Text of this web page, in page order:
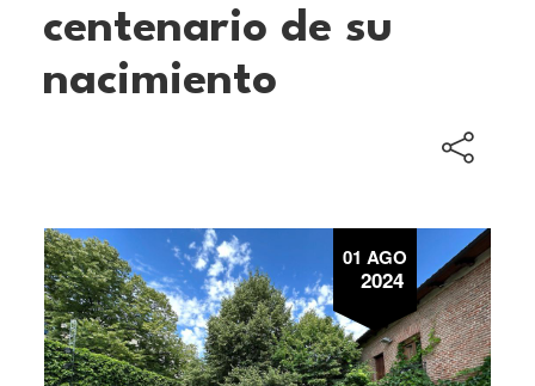
centenario de su
nacimiento
01 AGO
2024